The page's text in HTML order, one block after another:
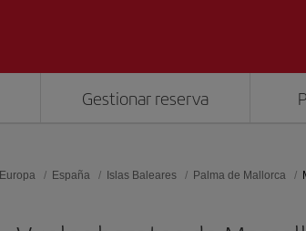
Gestionar reserva
Europa España Islas Baleares Palma de Mallorca